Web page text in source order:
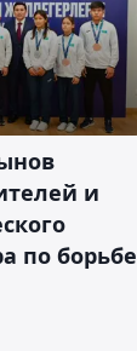
и
по борьбе